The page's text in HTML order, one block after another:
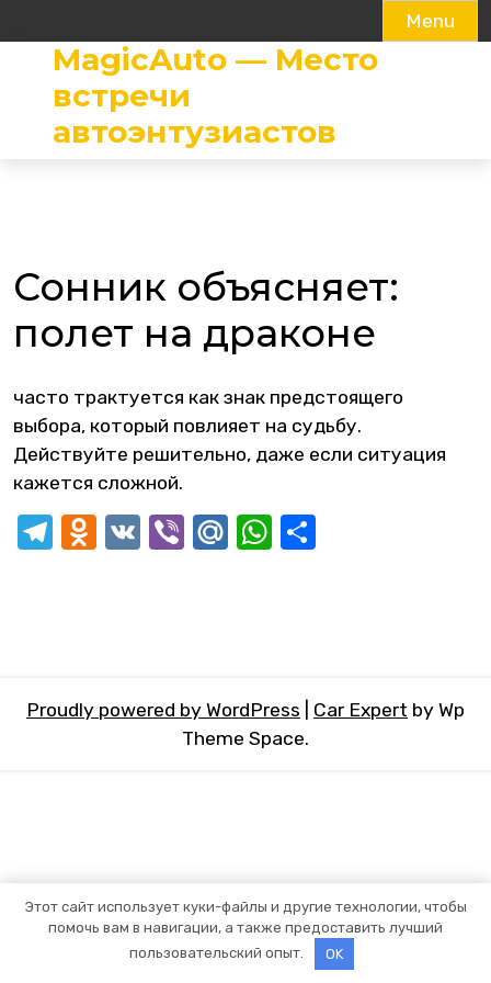
Menu
content
MagicAuto — Место
встречи
автоэнтузиастов
Сонник объясняет:
полет на драконе
часто трактуется как знак предстоящего
выбора, который повлияет на судьбу.
Действуйте решительно, даже если ситуация
кажется сложной.
Telegram
Odnoklassniki
VK ViberMail.RuWhatsApp
Proudly powered by WordPress Car Expert by Wp
Theme Space.
Этот сайт использует куки-файлы и другие технологии, чтобы
помочь вам в навигации, а также предоставить лучший
пользовательский опыт.
OK